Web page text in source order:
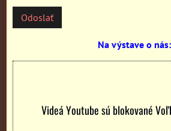
Odoslať
Na výstave o nás:
Videá Youtube sú blokované